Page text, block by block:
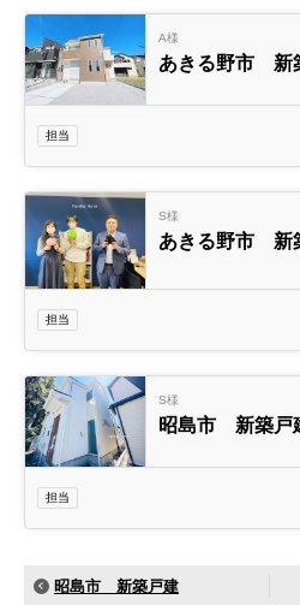
A様
あきる野市 新
担当
S様
あきる野市 新
担当
S様
昭島市 新築戸
担当
昭島市 新築戸建